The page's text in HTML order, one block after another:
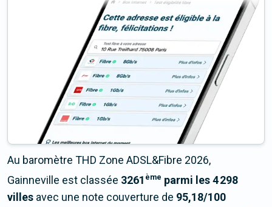
Au baromètre THD Zone ADSL&Fibre 2026,
Gainneville est classée 3261 ème parmi les 4 298
villes avec une note couverture de 95,18/100